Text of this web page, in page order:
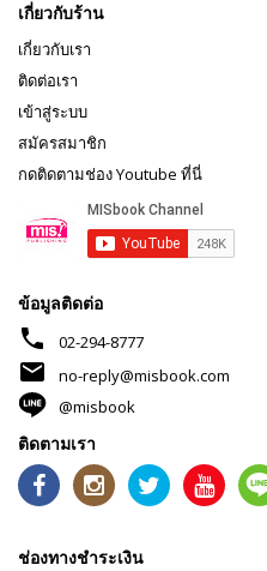
เกี่ยวกับร้าน
เกี่ยวกับเรา
ติดต่อเรา
เข้าสู่ระบบ
สมัครสมาชิก
กดติดตามช่อง Youtube ที่นี่
ข้อมูลติดต่อ
phone 02-294-8777
mail
no-reply@misbook.com
@misbook
ติดตามเรา
ช่องทางชำระเงิน